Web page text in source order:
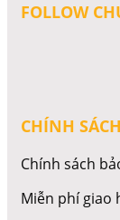
FOLLOW
CHÍNH SÁCH
Chính sách
Miễn phí giao